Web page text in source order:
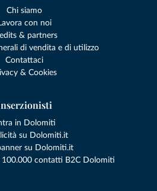
Chi siamo
con noi
& partners
di vendita e di utilizzo
Contattaci
& Cookies
in Dolomiti
su Dolomiti.it
su Dolomiti.it
100.000 contatti B2C Dolomiti